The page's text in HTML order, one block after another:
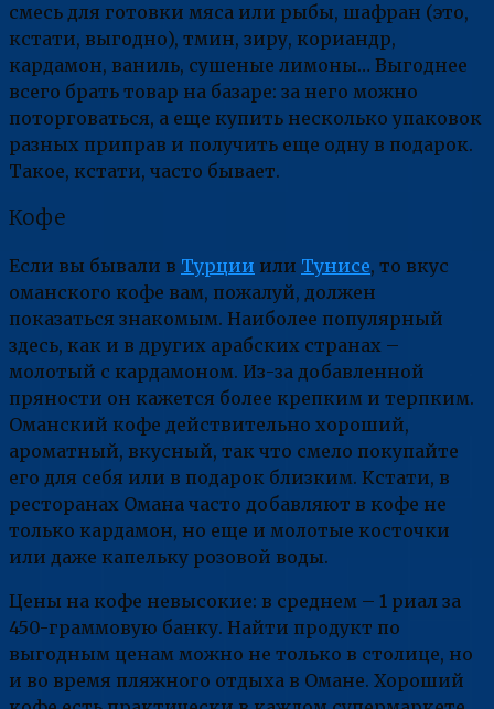
смесь для готовки мяса или рыбы, шафран (это,
кстати, выгодно), тмин, зиру, кориандр,
кардамон, ваниль, сушеные лимоны… Выгоднее
всего брать товар на базаре: за него можно
поторговаться, а еще купить несколько упаковок
разных приправ и получить еще одну в подарок.
Такое, кстати, часто бывает.
Кофе
Если вы бывали в Турции или Тунисе, то вкус
оманского кофе вам, пожалуй, должен
показаться знакомым. Наиболее популярный
здесь, как и в других арабских странах –
молотый с кардамоном. Из-за добавленной
пряности он кажется более крепким и терпким.
Оманский кофе действительно хороший,
ароматный, вкусный, так что смело покупайте
его для себя или в подарок близким. Кстати, в
ресторанах Омана часто добавляют в кофе не
только кардамон, но еще и молотые косточки
или даже капельку розовой воды.
Цены на кофе невысокие: в среднем – 1 риал за
450-граммовую банку. Найти продукт по
выгодным ценам можно не только в столице, но
и во время пляжного отдыха в Омане. Хороший